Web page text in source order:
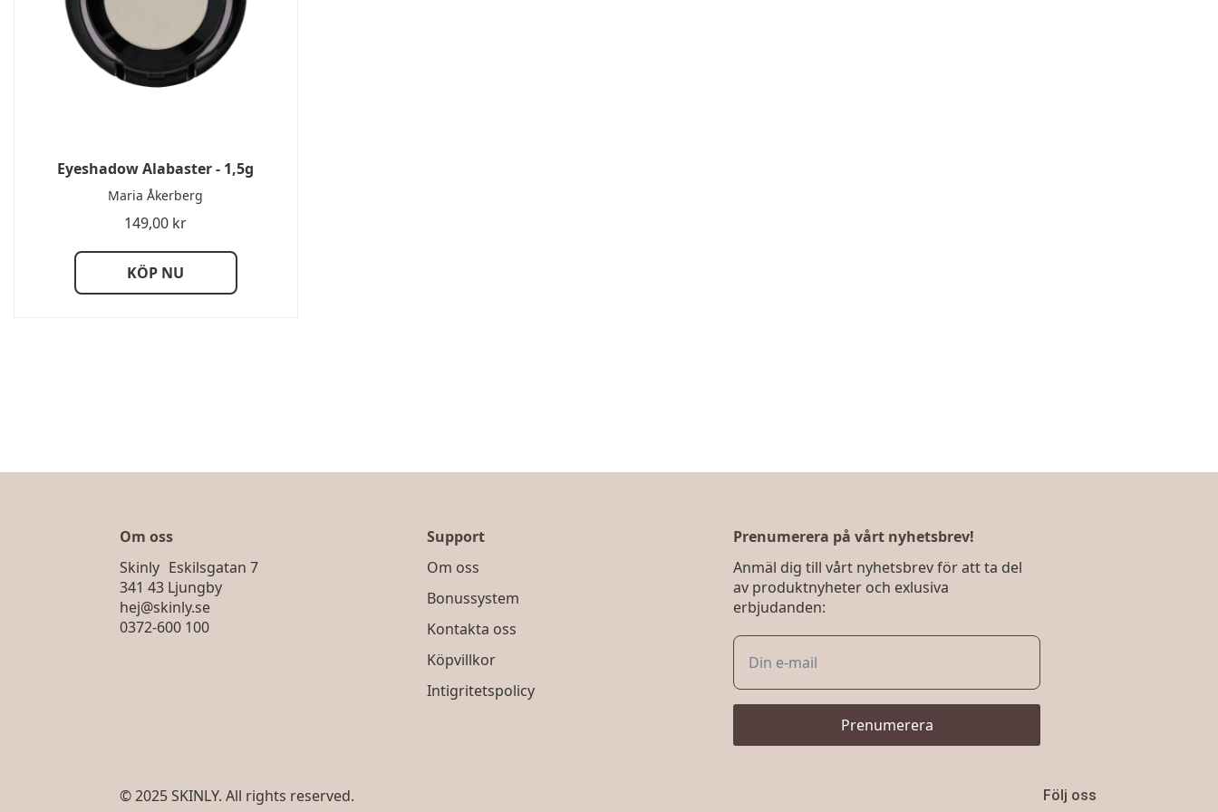
Eyeshadow Alabaster - 1,5g
Maria Åkerberg
149,00 kr
KÖP NU
Om oss
Skinly Eskilsgatan 7
341 43 Ljungby
hej@skinly.se
0372-600 100
Support
Om oss
Bonussystem
Kontakta oss
Köpvillkor
Intigritetspolicy
Prenumerera på vårt nyhetsbrev!
Anmäl dig till vårt nyhetsbrev för att ta del
av produktnyheter och exlusiva
erbjudanden:
Prenumerera
© 2025 SKINLY. All rights reserved. Följ oss